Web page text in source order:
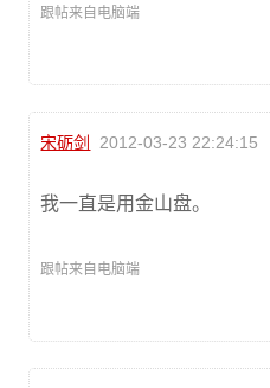
跟帖来自电脑端
宋砺剑 2012-03-23 22:24:15
我一直是用金山盘。
跟帖来自电脑端